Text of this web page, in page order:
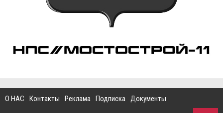
О НАС Контакты Реклама Подписка Документы